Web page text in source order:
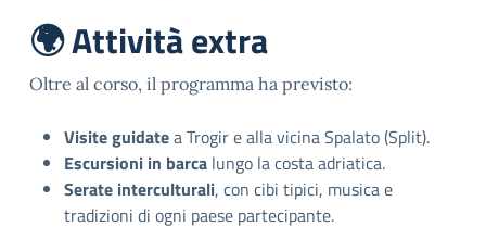
🌍 Attività extra
Oltre al corso, il programma ha previsto:
Visite guidatea Trogir e alla vicina Spalato (Split).
Escursioni in barca lungo la costa adriatica.
Serate interculturali, con cibi tipici, musica e
tradizioni di ogni paese partecipante.